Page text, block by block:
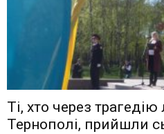
Ті, хто через
Тернополі, прийшли